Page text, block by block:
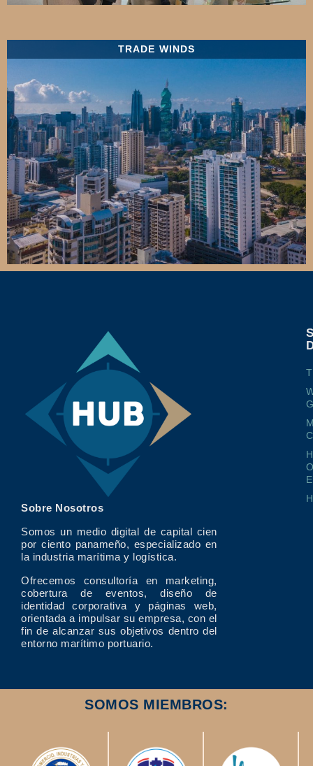
TRADE WINDS
Sobre Nosotros
Somos un medio digital de capital cien
por ciento panameño, especializado en
la industria marítima y logística.
Ofrecemos consultoría en marketing,
cobertura de eventos, diseño de
identidad corporativa y páginas web,
orientada a impulsar su empresa, con el
fin de alcanzar sus objetivos dentro del
entorno marítimo portuario.
SOMOS MIEMBROS: